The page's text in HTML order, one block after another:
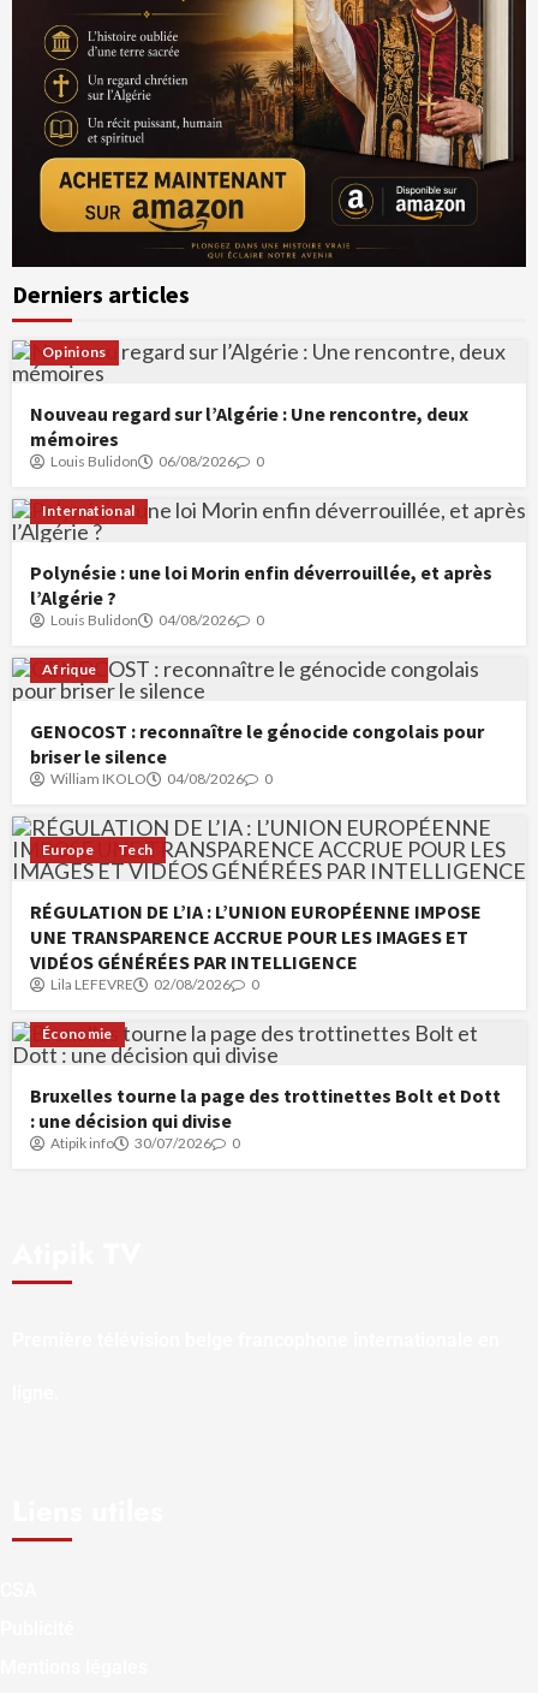
Derniers articles
Opinions
Nouveau regard sur l’Algérie : Une rencontre, deux
mémoires
Louis Bulidon 06/08/2026 0
International
Polynésie : une loi Morin enfin déverrouillée, et après
l’Algérie ?
Louis Bulidon 04/08/2026 0
Afrique
GENOCOST : reconnaître le génocide congolais pour
briser le silence
William IKOLO 04/08/2026 0
Europe Tech
RÉGULATION DE L’IA : L’UNION EUROPÉENNE IMPOSE
UNE TRANSPARENCE ACCRUE POUR LES IMAGES ET
VIDÉOS GÉNÉRÉES PAR INTELLIGENCE
Lila LEFEVRE 02/08/2026 0
Économie
Bruxelles tourne la page des trottinettes Bolt et Dott
: une décision qui divise
Atipik info 30/07/2026 0